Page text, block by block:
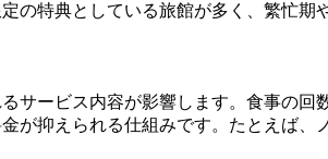
の特典としている旅館が多く、繁忙期
サービス内容が影響します。食事の
が抑えられる仕組みです。たとえば